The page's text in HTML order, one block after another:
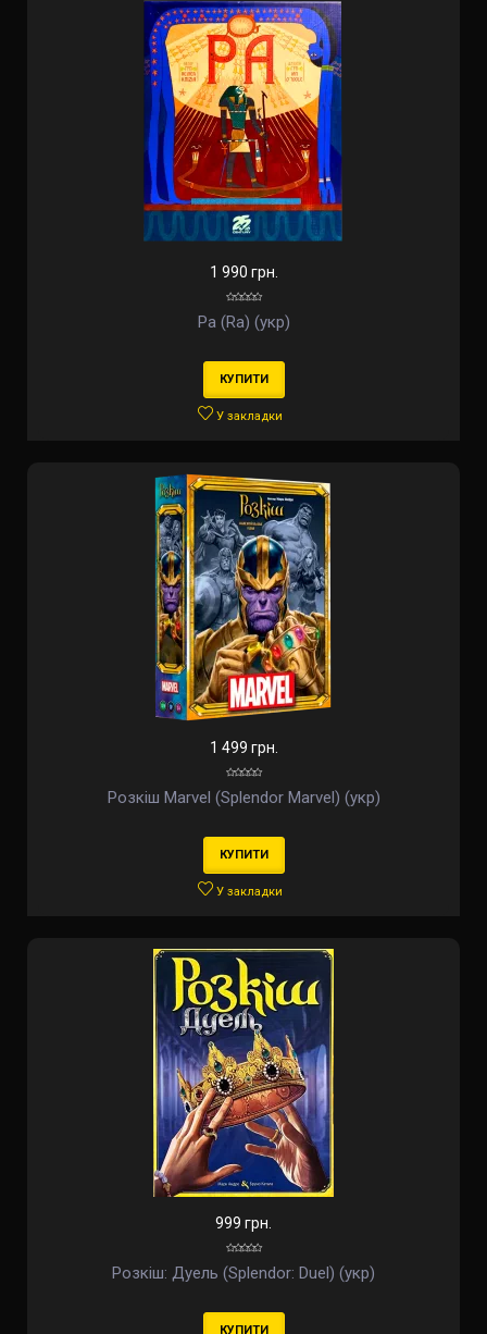
1 990 грн.
Ра (Ra) (укр)
КУПИТИ
У закладки
1 499 грн.
Розкіш Marvel (Splendor Marvel) (укр)
КУПИТИ
У закладки
999 грн.
Розкіш: Дуель (Splendor: Duel) (укр)
КУПИТИ